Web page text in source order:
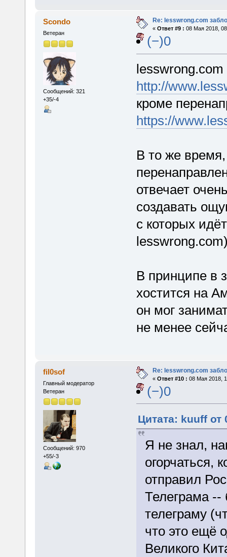
Scondo
Ветеран
Сообщений: 321
+35/-4
Re: lesswrong.com
« Ответ #9 : 08 Мая 2018,
(−)0
http://
кроме
https://
В то же время,
отвечает
создавать
с которых
В принципе в
хостится на
он мог
не менее
fil0sof
Главный модератор
Ветеран
Сообщений: 970
+55/-3
Re: lesswrong.com
« Ответ #10 : 08 Мая 2018,
(−)0
Цитата: kuuff от
Я не знал,
огорчаться,
отправил
Телеграма --
телеграму
что это ещё
Великого